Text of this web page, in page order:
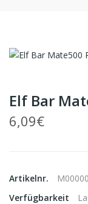
Elf Bar
6,09€
Artikelnr.
Verfügbarkeit